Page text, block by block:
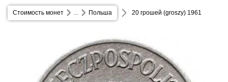
Стоимость монет Польша
... 20 грошей (groszy) 1961